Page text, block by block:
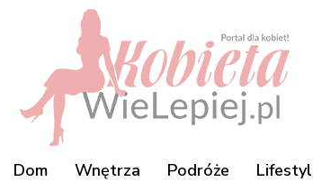
Dom Wnętrza Podróże